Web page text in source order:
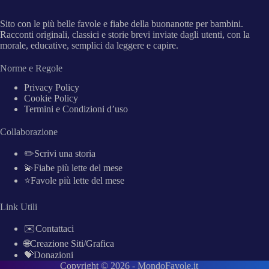
Sito con le più belle favole e fiabe della buonanotte per bambini.
Racconti originali, classici e storie brevi inviate dagli utenti, con la
morale, educative, semplici da leggere e capire.
Norme e Regole
Privacy Policy
Cookie Policy
Termini e Condizioni d’uso
Collaborazione
✏️Scrivi una storia
💫Fiabe più lette del mese
⭐Favole più lette del mese
Link Utili
✉️Contattaci
🌐Creazione Siti/Grafica
💝Donazioni
Copyright © 2026 -MondoFavole.it